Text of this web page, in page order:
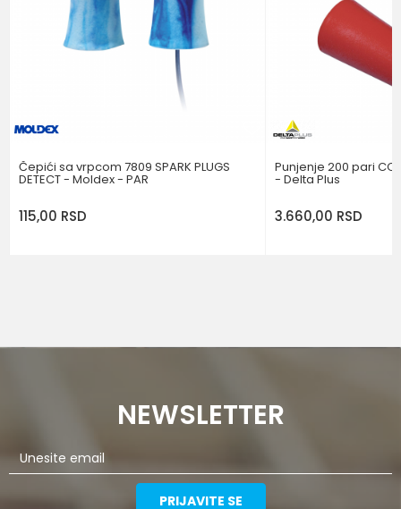
Čepići sa vrpcom 7809 SPARK PLUGS
DETECT - Moldex - PAR
115,00 RSD
Punjenje 200 pari
- Delta Plus
3.660,00 RSD
NEWSLETTER
PRIJAVITE SE